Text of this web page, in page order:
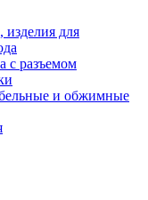
изделия для
с разъемом
и обжимные